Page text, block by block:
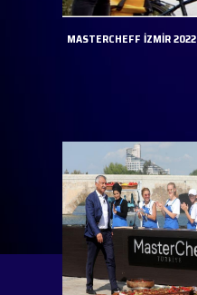
MASTERCHEFF İZMİR 2022